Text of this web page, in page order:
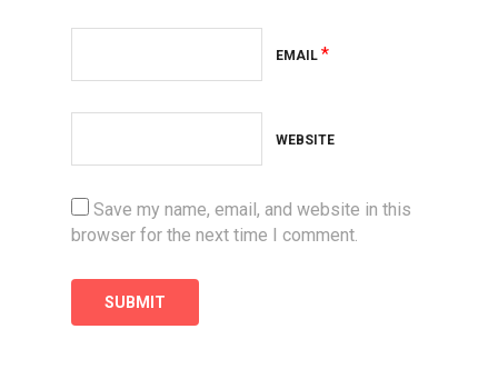
EMAIL *
WEBSITE
Save my name, email, and website in this
browser for the next time I comment.